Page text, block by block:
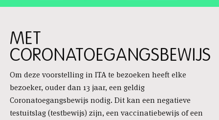
MET
CORONATOEGANGSBEWIJS
Om deze voorstelling in ITA te bezoeken heeft elke
bezoeker, ouder dan 13 jaar, een geldig
Coronatoegangsbewijs nodig. Dit kan een negatieve
testuitslag (testbewijs) zijn, een vaccinatiebewijs of een